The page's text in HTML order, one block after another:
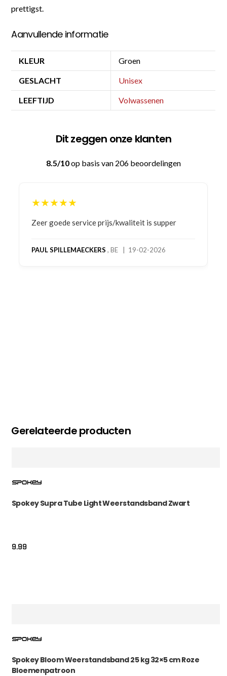
prettigst.
Aanvullende informatie
KLEUR Groen
GESLACHT Unisex
LEEFTIJD Volwassenen
Dit zeggen onze klanten
8.5/10op basis van 206 beoordelingen
★★★★★
Bestelling gedaan vanwege goede prijzen en
bestelling al ontvangen met gifts, waardoor je
Gerelateerde producten
Spokey Supra Tube Light Weerstandsband Zwart
9.99
Spokey Bloom Weerstandsband 25 kg 32×5 cm Roze
Bloemenpatroon